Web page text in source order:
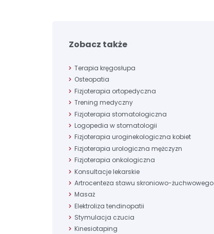
Zobacz także
Terapia kręgosłupa
Osteopatia
Fizjoterapia ortopedyczna
Trening medyczny
Fizjoterapia stomatologiczna
Logopedia w stomatologii
Fizjoterapia uroginekologiczna kobiet
Fizjoterapia urologiczna mężczyzn
Fizjoterapia onkologiczna
Konsultacje lekarskie
Artrocenteza stawu skroniowo-żuchwowego
Masaż
Elektroliza tendinopatii
Stymulacja czucia
Kinesiotaping